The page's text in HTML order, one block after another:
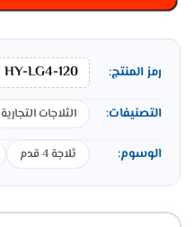
رمز المنتج: HY-LG4-120
التصنيفات: الثلاجات التجارية
الوسوم: ثلاجة 4 قدم